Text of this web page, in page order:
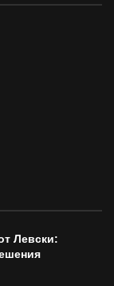
Левски: